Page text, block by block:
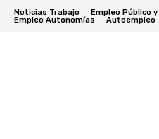
Noticias Trabajo Empleo Público
Empleo Autonomías
Autoempleo